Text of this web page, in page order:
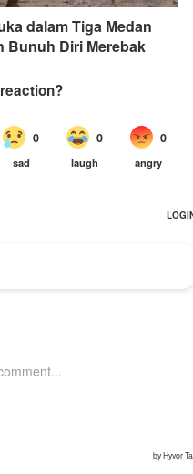
dalam Tiga Medan
Bunuh Diri Merebak